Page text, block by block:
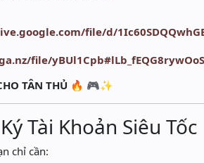
file/d/
file/
TÂN THỦ 🔥 🎮✨
Tài Khoản Siêu Tốc
chỉ cần: